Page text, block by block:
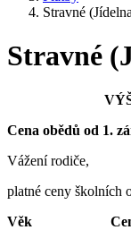
Stravné
Stravné
Cena obědů od 1.
Vážení rodiče,
platné ceny školních
Věk Cena